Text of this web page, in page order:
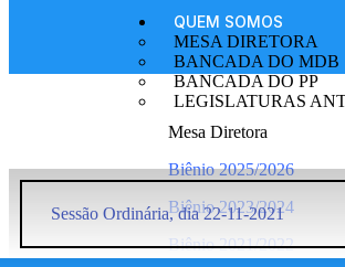
QUEM SOMOS
MESA DIRETORA
BANCADA DO MDB
BANCADA DO PP
LEGISLATURAS
Mesa Diretora
Biênio 2025/2026
Biênio 2023/2024
Biênio 2021/2022
Sessão Ordinária, dia 22-11-2021